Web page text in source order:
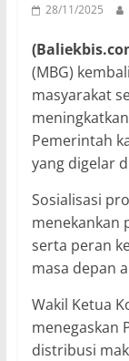
28/11/2025
(MBG)
masyarakat
Pemerintah
yang digelar
Sosialisasi
menekankan
serta peran
masa depan
Wakil Ketua
menegaskan
distribusi